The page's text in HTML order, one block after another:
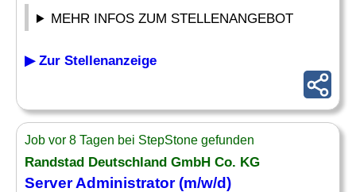
MEHR INFOS ZUM STELLENANGEBOT
▶ Zur Stellenanzeige
Job vor 8 Tagen bei StepStone gefunden
Randstad Deutschland GmbH Co. KG
ServerAdministrator (m/w/d)